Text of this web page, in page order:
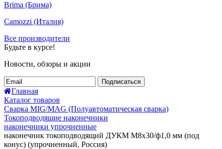
Brima (Брима)
Camozzi (Италия)
Все производители
Будьте в курсе!
Новости, обзоры и акции
Подписаться
Главная
Каталог товаров
Сварка MIG/MAG (Полуавтоматическая сварка)
Токоподводящие наконечники
наконечники упрочненные
наконечник токоподводящий ДУКМ М8х30/ф1,0 мм (под
конус) (упрочненный, Россия)